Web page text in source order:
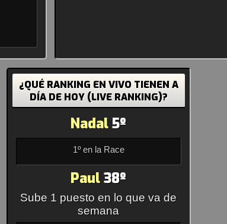
¿QUÉ RANKING EN VIVO TIENEN A
DÍA DE HOY (LIVE RANKING)?
Nadal5º
1º en la Race
Paul38º
Sube 1 puesto en lo que va de
semana